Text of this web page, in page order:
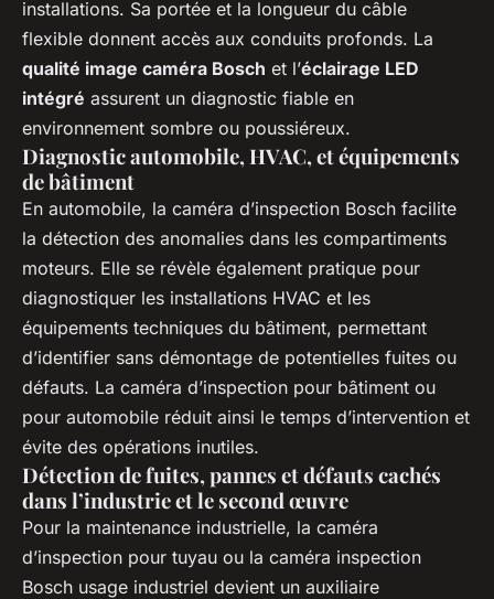
installations. Sa portée et la longueur du câble
flexible donnent accès aux conduits profonds. La
qualité image caméra Bosch et l’éclairage LED
intégré assurent un diagnostic fiable en
environnement sombre ou poussiéreux.
Diagnostic automobile, HVAC, et équipements
de bâtiment
En automobile, la caméra d’inspection Bosch facilite
la détection des anomalies dans les compartiments
moteurs. Elle se révèle également pratique pour
diagnostiquer les installations HVAC et les
équipements techniques du bâtiment, permettant
d’identifier sans démontage de potentielles fuites ou
défauts. La caméra d’inspection pour bâtiment ou
pour automobile réduit ainsi le temps d’intervention et
évite des opérations inutiles.
Détection de fuites, pannes et défauts cachés
dans l’industrie et le second œuvre
Pour la maintenance industrielle, la caméra
d’inspection pour tuyau ou la caméra inspection
Bosch usage industriel devient un auxiliaire